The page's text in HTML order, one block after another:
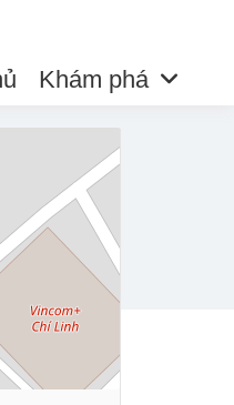
Khám phá